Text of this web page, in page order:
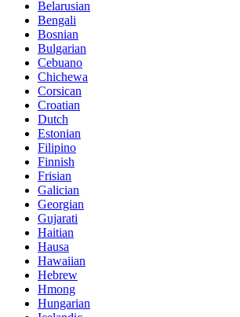
Belarusian
Bengali
Bosnian
Bulgarian
Cebuano
Chichewa
Corsican
Croatian
Dutch
Estonian
Filipino
Finnish
Frisian
Galician
Georgian
Gujarati
Haitian
Hausa
Hawaiian
Hebrew
Hmong
Hungarian